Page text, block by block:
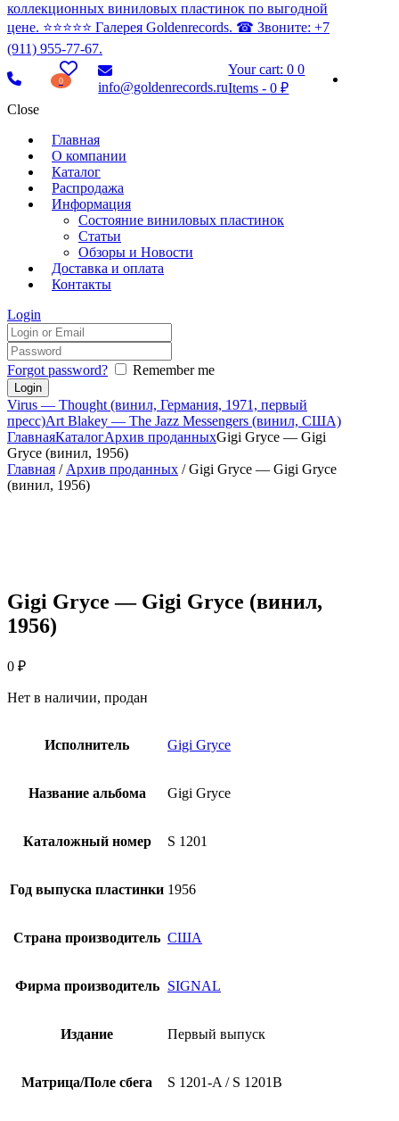
коллекционных виниловых пластинок по выгодной
цене. ⭐️⭐️⭐️⭐️⭐️ Галерея Goldenrecords. ☎ Звоните: +7
(911) 955-77-67.
0 info@goldenrecords.ru
Your cart: 00
Items -0 ₽
Close
Главная
О компании
Каталог
Распродажа
Информация
Состояние виниловых пластинок
Статьи
Обзоры и Новости
Доставка и оплата
Контакты
Login
Forgot password? Remember me
Virus — Thought (винил, Германия, 1971, первый
пресс)Art Blakey — The Jazz Messengers (винил, США)
ГлавнаяКаталогАрхив проданныхGigi Gryce — Gigi
Gryce (винил, 1956)
Главная / Архив проданных / Gigi Gryce — Gigi Gryce
(винил, 1956)
Gigi Gryce — Gigi Gryce (винил,
1956)
0 ₽
Нет в наличии, продан
Исполнитель Gigi Gryce
Название альбома Gigi Gryce
Каталожный номер S 1201
Год выпуска пластинки 1956
Страна производитель США
Фирма производитель SIGNAL
Издание Первый выпуск
Матрица/Поле сбега S 1201-A / S 1201B